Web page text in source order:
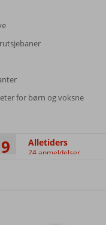
for børn og voksne
Alletiders
24 anmeldelser